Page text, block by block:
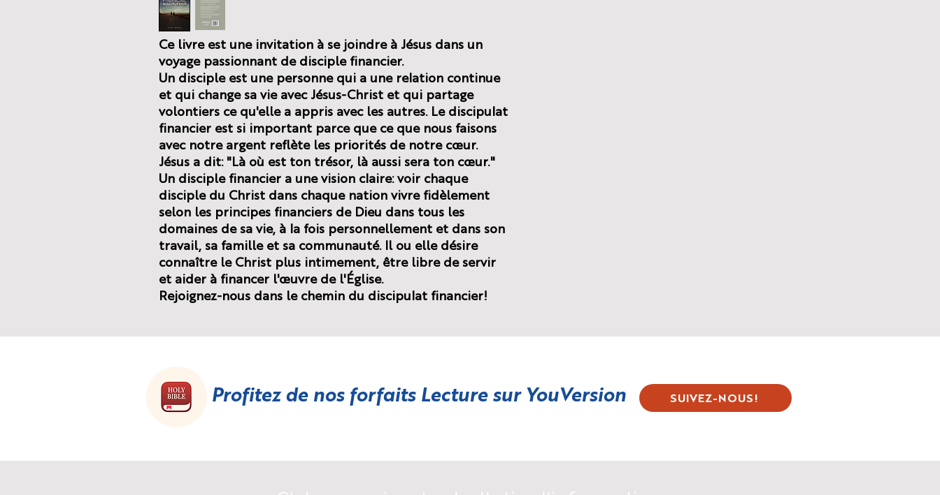
Ce livre est une invitation à se joindre à Jésus dans un
voyage passionnant de disciple financier.
Un disciple est une personne qui a une relation continue
et qui change sa vie avec Jésus-Christ et qui partage
volontiers ce qu'elle a appris avec les autres. Le discipulat
financier est si important parce que ce que nous faisons
avec notre argent reflète les priorités de notre cœur.
Jésus a dit: "Là où est ton trésor, là aussi sera ton cœur."
Un disciple financier a une vision claire: voir chaque
disciple du Christ dans chaque nation vivre fidèlement
selon les principes financiers de Dieu dans tous les
domaines de sa vie, à la fois personnellement et dans son
travail, sa famille et sa communauté. Il ou elle désire
connaître le Christ plus intimement, être libre de servir
et aider à financer l'œuvre de l'Église.
Rejoignez-nous dans le chemin du discipulat financier!
Profitez de nos forfaits Lecture sur YouVersion SUIVEZ-NOUS!